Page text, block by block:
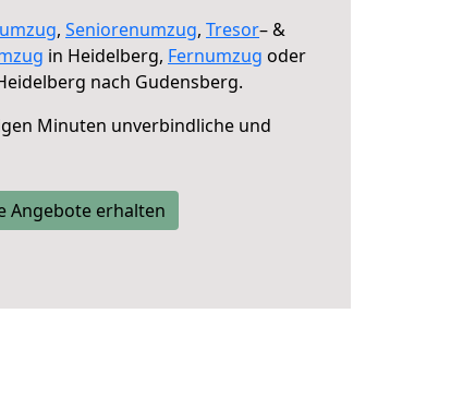
, Seniorenumzug, Tresor– &
in Heidelberg, Fernumzug oder
nach Gudensberg.
Minuten unverbindliche und
Angebote erhalten